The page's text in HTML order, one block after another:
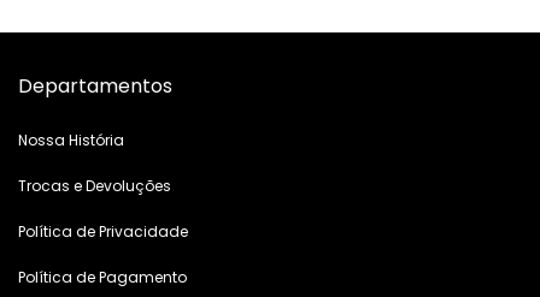
Departamentos
Nossa História
Trocas e Devoluções
Política de Privacidade
Política de Pagamento